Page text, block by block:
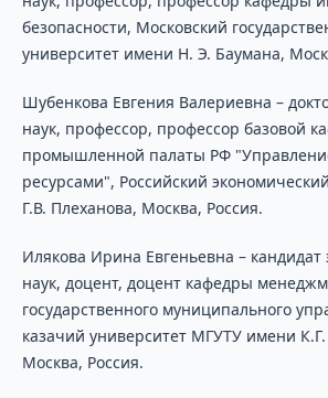
безопасности, Московский
университет имени Н. Э. Баумана,
Шубенкова Евгения Валериевна –
наук, профессор, профессор базовой
промышленной палаты РФ
ресурсами", Российский
Г.В. Плеханова, Москва, Россия.
Илякова Ирина Евгеньевна – кандидат
наук, доцент, доцент кафедры
государственного муниципального
казачий университет МГУТУ имени К.Г.
Москва, Россия.